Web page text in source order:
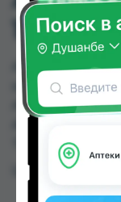
100МЛ
АРГУМЕЛ
заказать в
Абубакри
TJS в Душанбе
Цена: от53.00